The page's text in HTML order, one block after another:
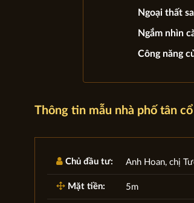
Ngoại thất
Ngắm nhìn
Công năng
Thông tin mẫu nhà phố tân
Chủ đầu tư: Anh Hoan, chị
Mặt tiền: 5m